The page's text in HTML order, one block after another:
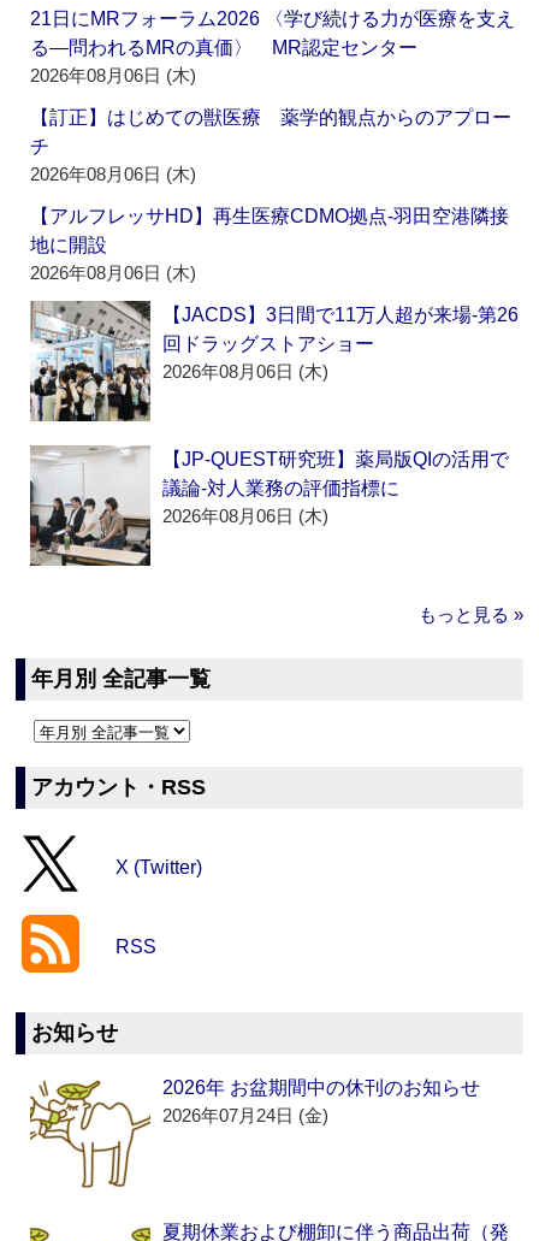
21日にMRフォーラム2026 〈学び続ける力が医療を支え
る―問われるMRの真価〉 MR認定センター
2026年08月06日 (木)
【訂正】はじめての獣医療 薬学的観点からのアプロー
チ
2026年08月06日 (木)
【アルフレッサHD】再生医療CDMO拠点‐羽田空港隣接
地に開設
2026年08月06日 (木)
【JACDS】3日間で11万人超が来場‐第26
回ドラッグストアショー
2026年08月06日 (木)
【JP-QUEST研究班】薬局版QIの活用で
議論‐対人業務の評価指標に
2026年08月06日 (木)
もっと見る »
年月別 全記事一覧
アカウント・RSS
X (Twitter)
RSS
お知らせ
2026年 お盆期間中の休刊のお知らせ
2026年07月24日 (金)
夏期休業および棚卸に伴う商品出荷（発